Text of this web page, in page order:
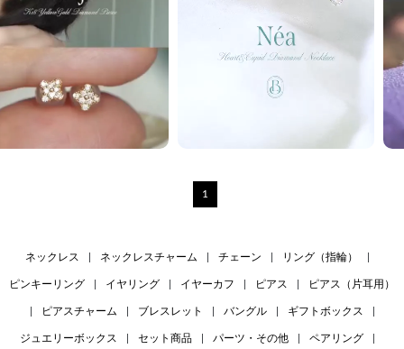
1
ネックレス ネックレスチャーム チェーン リング（指輪）
ピンキーリング イヤリング イヤーカフ ピアス ピアス（片耳用）
ピアスチャーム ブレスレット バングル ギフトボックス
ジュエリーボックス セット商品 パーツ・その他 ペアリング